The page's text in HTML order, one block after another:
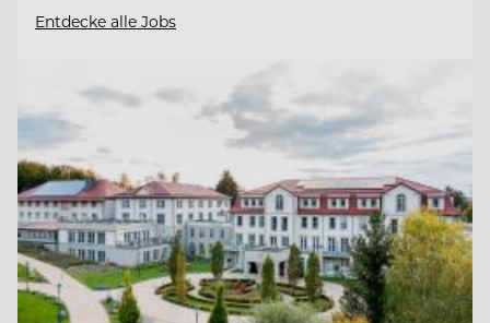
Entdecke alle Jobs